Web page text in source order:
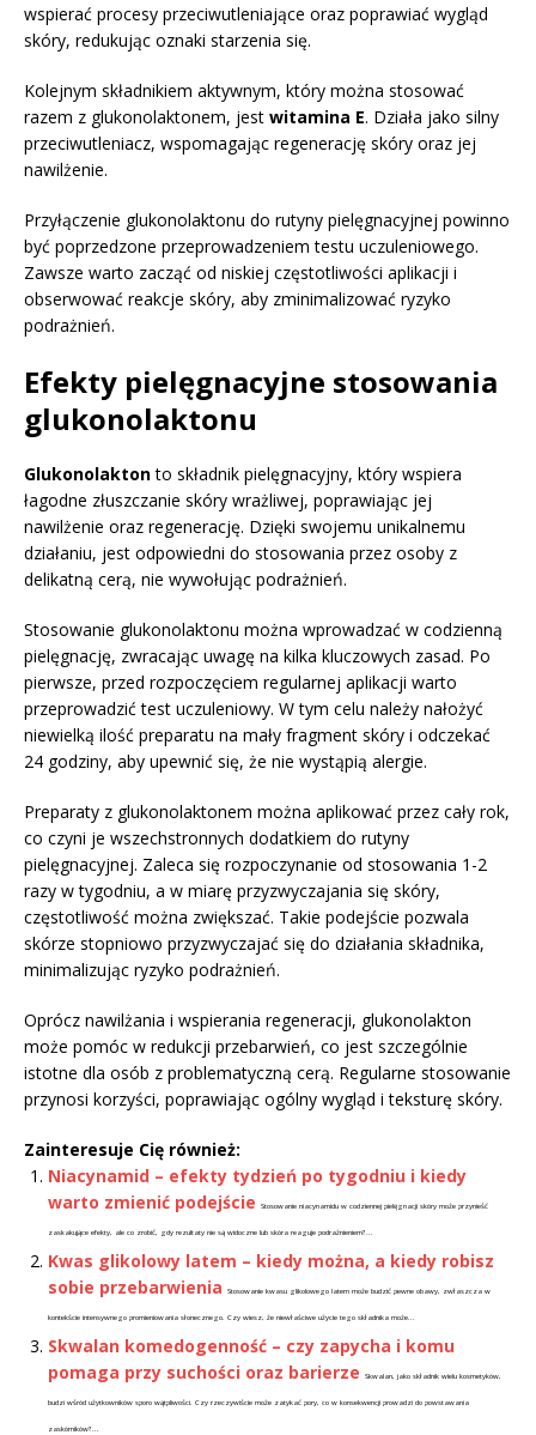
wspierać procesy przeciwutleniające oraz poprawiać wygląd
skóry, redukując oznaki starzenia się.
Kolejnym składnikiem aktywnym, który można stosować
razem z glukonolaktonem, jest witamina E. Działa jako silny
przeciwutleniacz, wspomagając regenerację skóry oraz jej
nawilżenie.
Przyłączenie glukonolaktonu do rutyny pielęgnacyjnej powinno
być poprzedzone przeprowadzeniem testu uczuleniowego.
Zawsze warto zacząć od niskiej częstotliwości aplikacji i
obserwować reakcje skóry, aby zminimalizować ryzyko
podrażnień.
Efekty pielęgnacyjne stosowania
glukonolaktonu
Glukonolaktonto składnik pielęgnacyjny, który wspiera
łagodne złuszczanie skóry wrażliwej, poprawiając jej
nawilżenie oraz regenerację. Dzięki swojemu unikalnemu
działaniu, jest odpowiedni do stosowania przez osoby z
delikatną cerą, nie wywołując podrażnień.
Stosowanie glukonolaktonu można wprowadzać w codzienną
pielęgnację, zwracając uwagę na kilka kluczowych zasad. Po
pierwsze, przed rozpoczęciem regularnej aplikacji warto
przeprowadzić test uczuleniowy. W tym celu należy nałożyć
niewielką ilość preparatu na mały fragment skóry i odczekać
24 godziny, aby upewnić się, że nie wystąpią alergie.
Preparaty z glukonolaktonem można aplikować przez cały rok,
co czyni je wszechstronnych dodatkiem do rutyny
pielęgnacyjnej. Zaleca się rozpoczynanie od stosowania 1-2
razy w tygodniu, a w miarę przyzwyczajania się skóry,
częstotliwość można zwiększać. Takie podejście pozwala
skórze stopniowo przyzwyczajać się do działania składnika,
minimalizując ryzyko podrażnień.
Oprócz nawilżania i wspierania regeneracji, glukonolakton
może pomóc w redukcji przebarwień, co jest szczególnie
istotne dla osób z problematyczną cerą. Regularne stosowanie
przynosi korzyści, poprawiając ogólny wygląd i teksturę skóry.
Zainteresuje Cię również:
Niacynamid – efekty tydzień po tygodniu i kiedy
warto zmienić podejście
Stosowanie niacynamidu w codziennej pielęgnacji skóry może przynieść
zaskakujące efekty, ale co zrobić, gdy rezultaty nie są widoczne lub skóra reaguje podrażnieniem?...
Kwas glikolowy latem – kiedy można, a kiedy robisz
sobie przebarwienia
Stosowanie kwasu glikolowego latem może budzić pewne obawy, zwłaszcza w
kontekście intensywnego promieniowania słonecznego. Czy wiesz, że niewłaściwe użycie tego składnika może...
Skwalan komedogenność – czy zapycha i komu
pomaga przy suchości oraz barierze
Skwalan, jako składnik wielu kosmetyków,
budzi wśród użytkowników sporo wątpliwości. Czy rzeczywiście może zatykać pory, co w konsekwencji prowadzi do powstawania
zaskórników?...